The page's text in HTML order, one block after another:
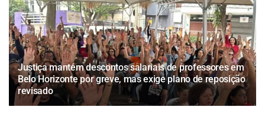
Justiça mantém descontos salariais de professores em
Belo Horizonte por greve, mas exige plano de reposição
revisado